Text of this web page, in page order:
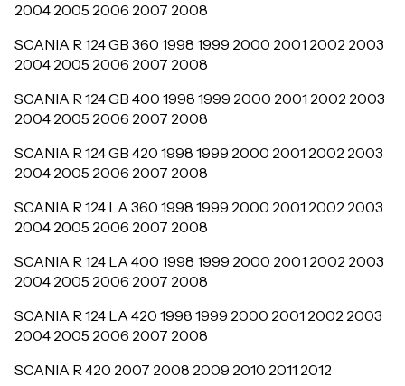
2004 2005 2006 2007 2008
SCANIA R 124 GB 360 1998 1999 2000 2001 2002 2003
2004 2005 2006 2007 2008
SCANIA R 124 GB 400 1998 1999 2000 2001 2002 2003
2004 2005 2006 2007 2008
SCANIA R 124 GB 420 1998 1999 2000 2001 2002 2003
2004 2005 2006 2007 2008
SCANIA R 124 LA 360 1998 1999 2000 2001 2002 2003
2004 2005 2006 2007 2008
SCANIA R 124 LA 400 1998 1999 2000 2001 2002 2003
2004 2005 2006 2007 2008
SCANIA R 124 LA 420 1998 1999 2000 2001 2002 2003
2004 2005 2006 2007 2008
SCANIA R 420 2007 2008 2009 2010 2011 2012